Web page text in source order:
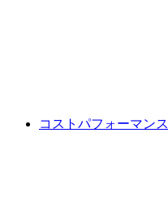
コストパフォーマンス